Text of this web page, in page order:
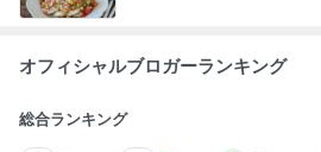
オフィシャルブロガーランキング
総合ランキング